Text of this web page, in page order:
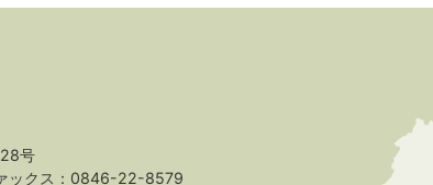
号
ックス：0846-22-8579